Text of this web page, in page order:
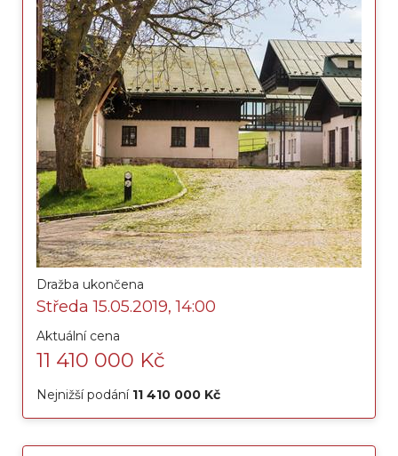
Dražba ukončena
Středa 15.05.2019, 14:00
Aktuální cena
11 410 000 Kč
Nejnižší podání 11 410 000 Kč